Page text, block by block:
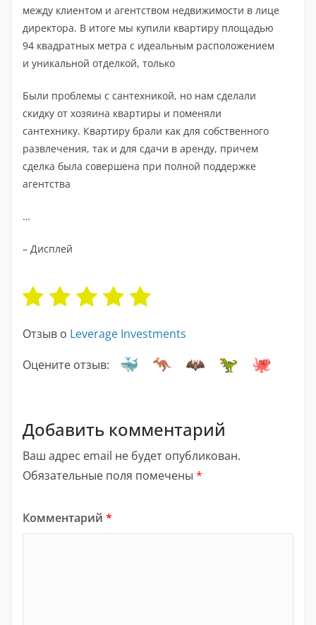
между клиентом и агентством недвижимости в лице
директора. В итоге мы купили квартиру площадью
94 квадратных метра с идеальным расположением
и уникальной отделкой, только
Были проблемы с сантехникой, но нам сделали
скидку от хозяина квартиры и поменяли
сантехнику. Квартиру брали как для собственного
развлечения, так и для сдачи в аренду, причем
сделка была совершена при полной поддержке
агентства
…
– Дисплей
Отзыв о Leverage Investments
Оцените отзыв:
Добавить комментарий
Ваш адрес email не будет опубликован.
Обязательные поля помечены *
Комментарий *